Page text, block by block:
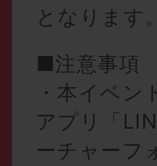
となります。
■注意事項
・本イベ
アプリ「
ーチャーフ